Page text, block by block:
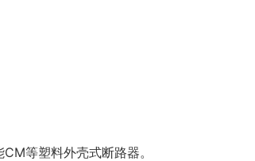
等塑料外壳式断路器。